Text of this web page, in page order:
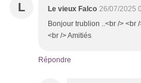
L Le vieux Falco 26/07/2025
Bonjour trublion ..<br /> <br
<br /> Amitiés
Répondre